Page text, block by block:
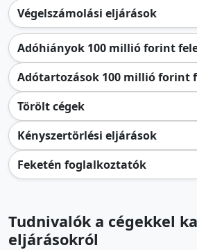
Végelszámolási eljárások
Adóhiányok 100 millió forint
Adótartozások 100 millió forint
Törölt cégek
Kényszertörlési eljárások
Feketén foglalkoztatók
Tudnivalók a cégekkel
eljárásokról